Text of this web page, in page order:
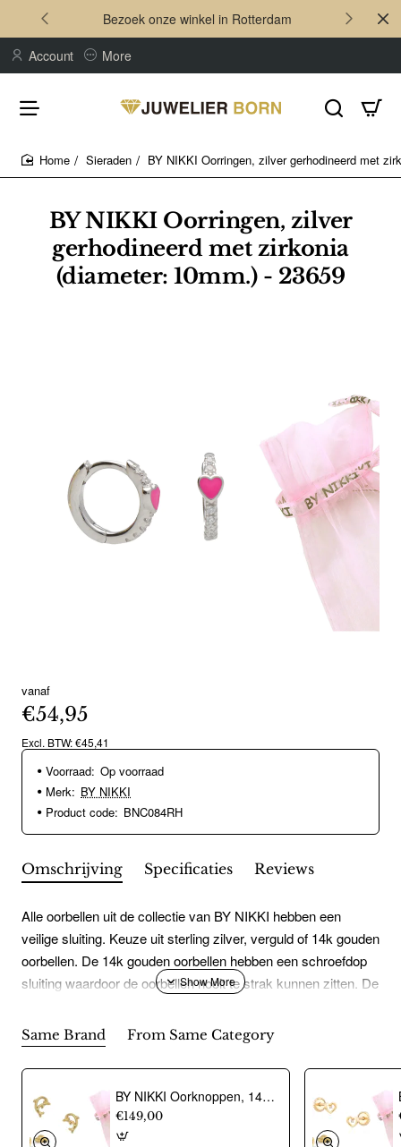
Bezoek onze winkel in Rotterdam
Account More
BY NIKKI Oorringen, zilver
gerhodineerd met zirkonia
(diameter: 10mm.) - 23659
Sieraden BY NIKKI Oorringen, zilver gerhodineerd met
vanaf
€54,95
Excl. BTW: €45,41
Voorraad: Op voorraad
Merk: BY NIKKI
Product code: BNC084RH
Omschrijving Specificaties Reviews
Alle oorbellen uit de collectie van BY NIKKI hebben een
veilige sluiting. Keuze uit sterling zilver, verguld of 14k gouden
oorbellen. De 14k gouden oorbellen hebben een schroefdop
sluiting waardoor de oorbellen nooit te strak kunnen zitten. De
liggen. Door de schroefsluiting kan de oorbel niet kwijtraken.
De sterling zilveren en vergulde oorbellen hebben een
speciale zilveren vlindersluiting ingekapseld in siliconen om
allergische reacties te voorkomen. De oorringen zijn voorzien
van luxe klapsluiting.
Same Brand From Same Category
BY NIKKI Oorknoppen, 14krt.goud dolfijn (6mm.) - 24487
€149,00